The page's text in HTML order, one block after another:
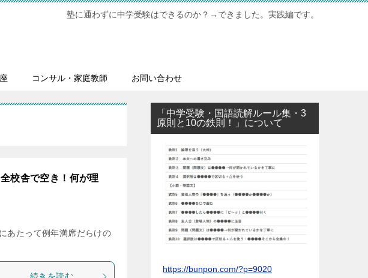
塾に通わずに中学受験はできるのか？→できました。実践編です。
コンサル・家庭教師 お問い合わせ
校舎で空き！何が理
あたって例年満席だらけの
「中学受験・国語読解ルール集・3
原則と10の鉄則！」について
https://bunpon.com/?p=9020